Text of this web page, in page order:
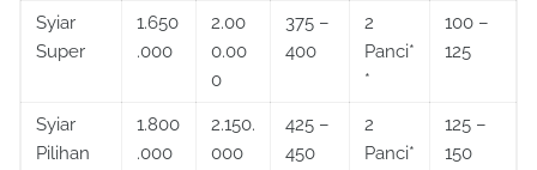
Syiar
Super
1.650
.000
2.00
0.00
0
375 –
400
2
Panci*
*
100 –
125
Syiar
Pilihan
1.800
.000
2.150.
000
425 –
450
2
Panci*
125 –
150